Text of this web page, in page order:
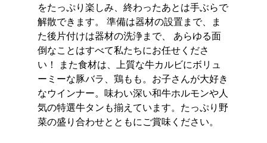
をたっぷり楽しみ、終わったあとは手ぶらで
解散できます。 準備は器材の設置まで、ま
た後片付けは器材の洗浄まで、 あらゆる面
倒なことはすべて私たちにお任せくださ
い！ また食材は、上質な牛カルビにボリュ
ーミーな豚バラ、鶏もも。お子さんが大好き
なウインナー。味わい深い和牛ホルモンや人
気の特選牛タンも揃えています。たっぷり野
菜の盛り合わせとともにご賞味ください。